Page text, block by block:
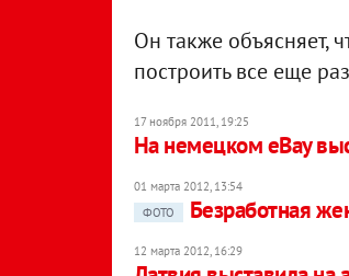
Он также объясняет,
построить все еще
17 ноября 2011, 19:25
На немецком eBay
01 марта 2012, 13:54
ФОТО
Безработная
12 марта 2012, 16:29